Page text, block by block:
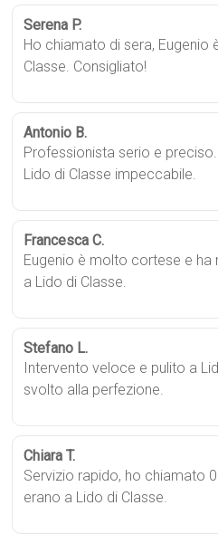
Serena P.
Ho chiamato di sera, Eugenio
Classe. Consigliato!
Antonio B.
Professionista serio e
Lido di Classe impeccabile.
Francesca C.
Eugenio è molto cortese e
a Lido di Classe.
Stefano L.
Intervento veloce e pulito a
svolto alla perfezione.
Chiara T.
Servizio rapido, ho chiamato
erano a Lido di Classe.